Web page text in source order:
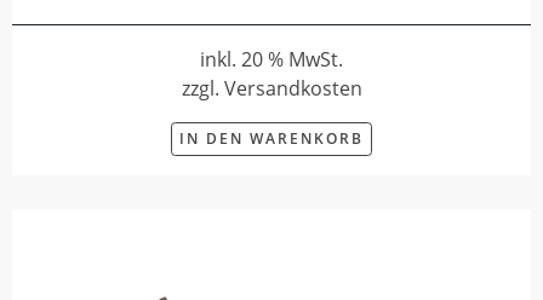
inkl. 20 % MwSt.
zzgl. Versandkosten
IN DEN WARENKORB